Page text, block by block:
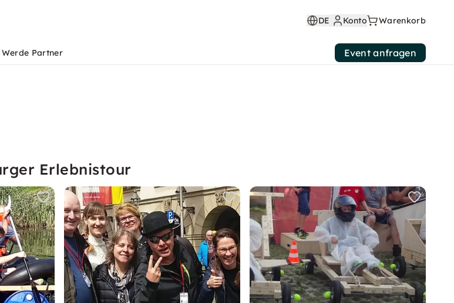
DE Konto Warenkorb
Werde Partner Event anfragen
Erlebnistour